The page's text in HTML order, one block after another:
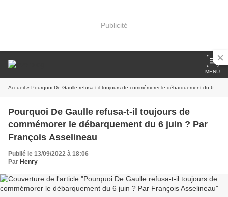
Publicité
MENU
Accueil » Pourquoi De Gaulle refusa-t-il toujours de commémorer le débarquement du 6 juin ? Par François Asselineau
Pourquoi De Gaulle refusa-t-il toujours de
commémorer le débarquement du 6 juin ? Par
François Asselineau
Publié le 13/09/2022 à 18:06
Par Henry